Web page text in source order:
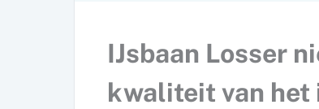
IJsbaan Losser
kwaliteit van het